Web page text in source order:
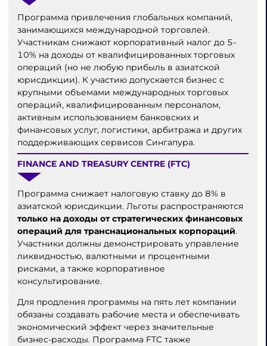
Программа привлечения глобальных компаний,
занимающихся международной торговлей.
Участникам снижают корпоративный налог до 5-
10% на доходы от квалифицированных торговых
операций (но не любую прибыль в азиатской
юрисдикции). К участию допускается бизнес с
крупными объемами международных торговых
операций, квалифицированным персоналом,
активным использованием банковских и
финансовых услуг, логистики, арбитража и других
поддерживающих сервисов Сингапура.
FINANCE AND TREASURY CENTRE (FTC)
Программа снижает налоговую ставку до 8% в
азиатской юрисдикции. Льготы распространяются
только на доходы от стратегических финансовых
операций для транснациональных корпораций.
Участники должны демонстрировать управление
ликвидностью, валютными и процентными
рисками, а также корпоративное
консультирование.
Для продления программы на пять лет компании
обязаны создавать рабочие места и обеспечивать
экономический эффект через значительные
бизнес-расходы. Программа FTC также